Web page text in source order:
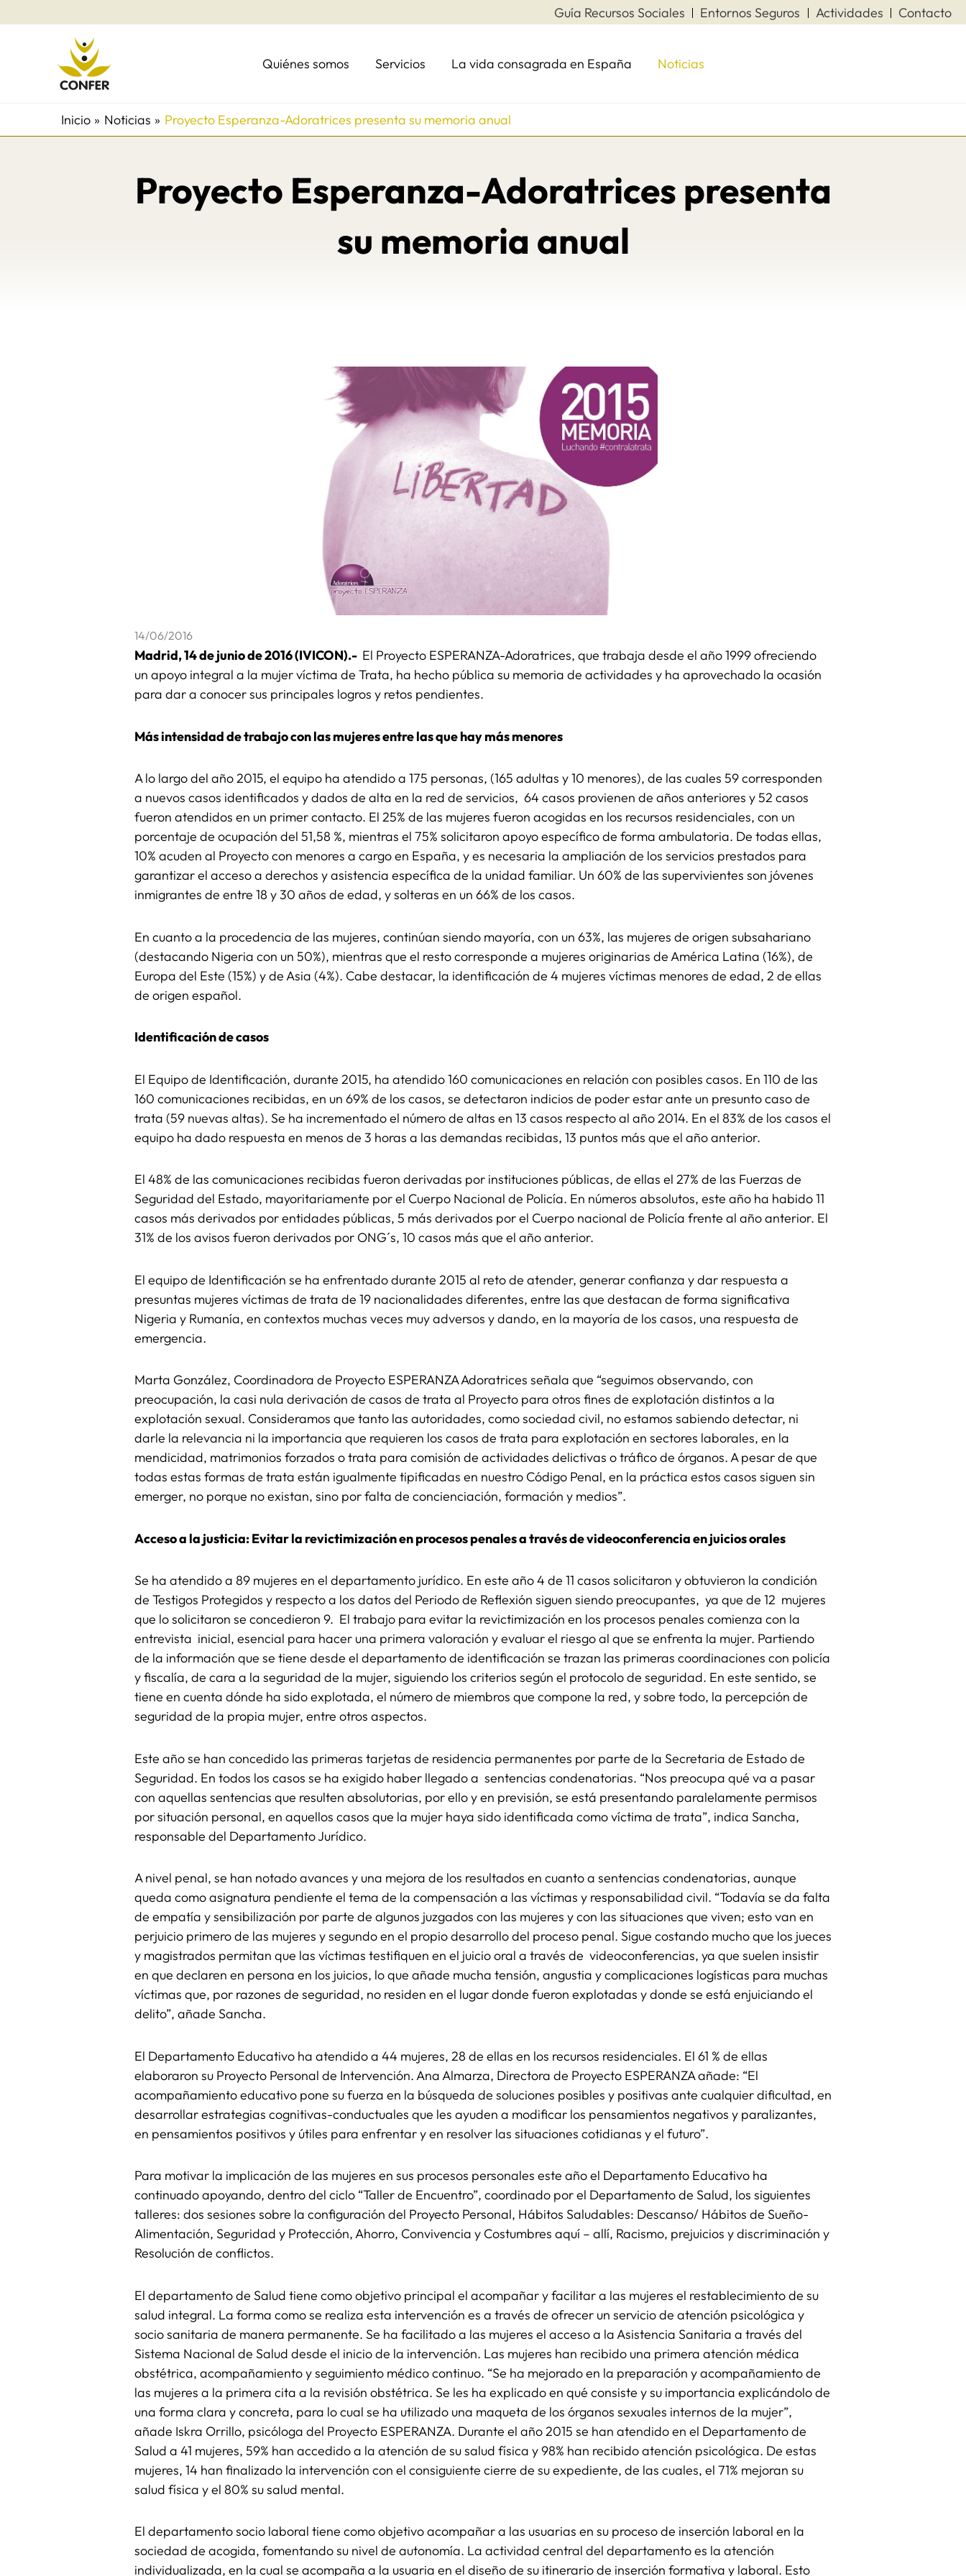
al
Guía Recursos Sociales Entornos Seguros Actividades Contacto
Quiénes somos Servicios La vida consagrada en España Noticias
Inicio Noticias Proyecto Esperanza-Adoratrices presenta su memoria anual
Proyecto Esperanza-Adoratrices presenta
su memoria anual
14/06/2016
Madrid, 14 de junio de 2016 (IVICON).- El Proyecto ESPERANZA-Adoratrices, que trabaja desde el año 1999 ofreciendo
un apoyo integral a la mujer víctima de Trata, ha hecho pública su memoria de actividades y ha aprovechado la ocasión
para dar a conocer sus principales logros y retos pendientes.
Más intensidad de trabajo con las mujeres entre las que hay más menores
A lo largo del año 2015, el equipo ha atendido a 175 personas, (165 adultas y 10 menores), de las cuales 59 corresponden
a nuevos casos identificados y dados de alta en la red de servicios, 64 casos provienen de años anteriores y 52 casos
fueron atendidos en un primer contacto. El 25% de las mujeres fueron acogidas en los recursos residenciales, con un
porcentaje de ocupación del 51,58 %, mientras el 75% solicitaron apoyo específico de forma ambulatoria. De todas ellas,
10% acuden al Proyecto con menores a cargo en España, y es necesaria la ampliación de los servicios prestados para
garantizar el acceso a derechos y asistencia específica de la unidad familiar. Un 60% de las supervivientes son jóvenes
inmigrantes de entre 18 y 30 años de edad, y solteras en un 66% de los casos.
En cuanto a la procedencia de las mujeres, continúan siendo mayoría, con un 63%, las mujeres de origen subsahariano
(destacando Nigeria con un 50%), mientras que el resto corresponde a mujeres originarias de América Latina (16%), de
Europa del Este (15%) y de Asia (4%). Cabe destacar, la identificación de 4 mujeres víctimas menores de edad, 2 de ellas
de origen español.
Identificación de casos
El Equipo de Identificación, durante 2015, ha atendido 160 comunicaciones en relación con posibles casos. En 110 de las
160 comunicaciones recibidas, en un 69% de los casos, se detectaron indicios de poder estar ante un presunto caso de
trata (59 nuevas altas). Se ha incrementado el número de altas en 13 casos respecto al año 2014. En el 83% de los casos el
equipo ha dado respuesta en menos de 3 horas a las demandas recibidas, 13 puntos más que el año anterior.
El 48% de las comunicaciones recibidas fueron derivadas por instituciones públicas, de ellas el 27% de las Fuerzas de
Seguridad del Estado, mayoritariamente por el Cuerpo Nacional de Policía. En números absolutos, este año ha habido 11
casos más derivados por entidades públicas, 5 más derivados por el Cuerpo nacional de Policía frente al año anterior. El
31% de los avisos fueron derivados por ONG´s, 10 casos más que el año anterior.
El equipo de Identificación se ha enfrentado durante 2015 al reto de atender, generar confianza y dar respuesta a
presuntas mujeres víctimas de trata de 19 nacionalidades diferentes, entre las que destacan de forma significativa
Nigeria y Rumanía, en contextos muchas veces muy adversos y dando, en la mayoría de los casos, una respuesta de
emergencia.
Marta González, Coordinadora de Proyecto ESPERANZA Adoratrices señala que “seguimos observando, con
preocupación, la casi nula derivación de casos de trata al Proyecto para otros fines de explotación distintos a la
explotación sexual. Consideramos que tanto las autoridades, como sociedad civil, no estamos sabiendo detectar, ni
darle la relevancia ni la importancia que requieren los casos de trata para explotación en sectores laborales, en la
mendicidad, matrimonios forzados o trata para comisión de actividades delictivas o tráfico de órganos. A pesar de que
todas estas formas de trata están igualmente tipificadas en nuestro Código Penal, en la práctica estos casos siguen sin
emerger, no porque no existan, sino por falta de concienciación, formación y medios”.
Acceso a la justicia: Evitar la revictimización en procesos penales a través de videoconferencia en juicios orales
Se ha atendido a 89 mujeres en el departamento jurídico. En este año 4 de 11 casos solicitaron y obtuvieron la condición
de Testigos Protegidos y respecto a los datos del Periodo de Reflexión siguen siendo preocupantes, ya que de 12 mujeres
que lo solicitaron se concedieron 9. El trabajo para evitar la revictimización en los procesos penales comienza con la
entrevista inicial, esencial para hacer una primera valoración y evaluar el riesgo al que se enfrenta la mujer. Partiendo
de la información que se tiene desde el departamento de identificación se trazan las primeras coordinaciones con policía
y fiscalía, de cara a la seguridad de la mujer, siguiendo los criterios según el protocolo de seguridad. En este sentido, se
tiene en cuenta dónde ha sido explotada, el número de miembros que compone la red, y sobre todo, la percepción de
seguridad de la propia mujer, entre otros aspectos.
Este año se han concedido las primeras tarjetas de residencia permanentes por parte de la Secretaria de Estado de
Seguridad. En todos los casos se ha exigido haber llegado a sentencias condenatorias. “Nos preocupa qué va a pasar
con aquellas sentencias que resulten absolutorias, por ello y en previsión, se está presentando paralelamente permisos
por situación personal, en aquellos casos que la mujer haya sido identificada como víctima de trata”, indica Sancha,
responsable del Departamento Jurídico.
A nivel penal, se han notado avances y una mejora de los resultados en cuanto a sentencias condenatorias, aunque
queda como asignatura pendiente el tema de la compensación a las víctimas y responsabilidad civil. “Todavía se da falta
de empatía y sensibilización por parte de algunos juzgados con las mujeres y con las situaciones que viven; esto van en
perjuicio primero de las mujeres y segundo en el propio desarrollo del proceso penal. Sigue costando mucho que los jueces
y magistrados permitan que las víctimas testifiquen en el juicio oral a través de videoconferencias, ya que suelen insistir
en que declaren en persona en los juicios, lo que añade mucha tensión, angustia y complicaciones logísticas para muchas
víctimas que, por razones de seguridad, no residen en el lugar donde fueron explotadas y donde se está enjuiciando el
delito”, añade Sancha.
El Departamento Educativo ha atendido a 44 mujeres, 28 de ellas en los recursos residenciales. El 61 % de ellas
elaboraron su Proyecto Personal de Intervención. Ana Almarza, Directora de Proyecto ESPERANZA añade: “El
acompañamiento educativo pone su fuerza en la búsqueda de soluciones posibles y positivas ante cualquier dificultad, en
desarrollar estrategias cognitivas-conductuales que les ayuden a modificar los pensamientos negativos y paralizantes,
en pensamientos positivos y útiles para enfrentar y en resolver las situaciones cotidianas y el futuro”.
Para motivar la implicación de las mujeres en sus procesos personales este año el Departamento Educativo ha
continuado apoyando, dentro del ciclo “Taller de Encuentro”, coordinado por el Departamento de Salud, los siguientes
talleres: dos sesiones sobre la configuración del Proyecto Personal, Hábitos Saludables: Descanso/ Hábitos de Sueño-
Alimentación, Seguridad y Protección, Ahorro, Convivencia y Costumbres aquí – allí, Racismo, prejuicios y discriminación y
Resolución de conflictos.
El departamento de Salud tiene como objetivo principal el acompañar y facilitar a las mujeres el restablecimiento de su
salud integral. La forma como se realiza esta intervención es a través de ofrecer un servicio de atención psicológica y
socio sanitaria de manera permanente. Se ha facilitado a las mujeres el acceso a la Asistencia Sanitaria a través del
Sistema Nacional de Salud desde el inicio de la intervención. Las mujeres han recibido una primera atención médica
obstétrica, acompañamiento y seguimiento médico continuo. “Se ha mejorado en la preparación y acompañamiento de
las mujeres a la primera cita a la revisión obstétrica. Se les ha explicado en qué consiste y su importancia explicándolo de
una forma clara y concreta, para lo cual se ha utilizado una maqueta de los órganos sexuales internos de la mujer”,
añade Iskra Orrillo, psicóloga del Proyecto ESPERANZA. Durante el año 2015 se han atendido en el Departamento de
Salud a 41 mujeres, 59% han accedido a la atención de su salud física y 98% han recibido atención psicológica. De estas
mujeres, 14 han finalizado la intervención con el consiguiente cierre de su expediente, de las cuales, el 71% mejoran su
salud física y el 80% su salud mental.
El departamento socio laboral tiene como objetivo acompañar a las usuarias en su proceso de inserción laboral en la
sociedad de acogida, fomentando su nivel de autonomía. La actividad central del departamento es la atención
individualizada, en la cual se acompaña a la usuaria en el diseño de su itinerario de inserción formativa y laboral. Esto